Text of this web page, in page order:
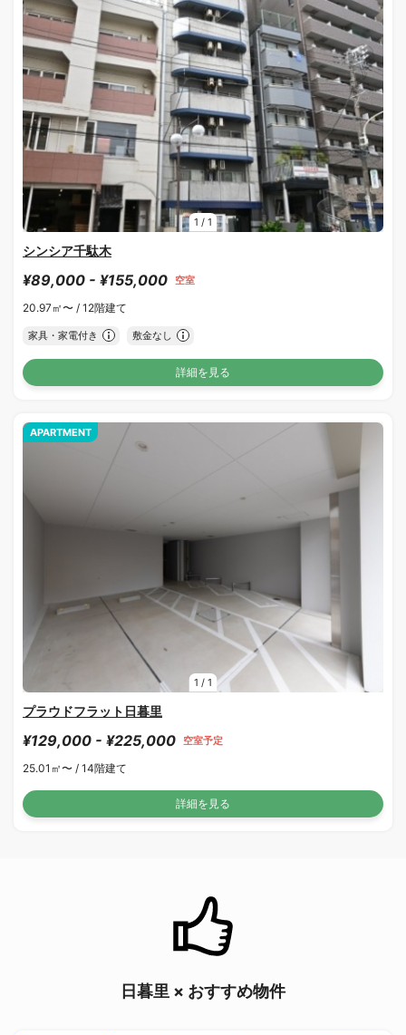
1 / 1
シンシア千駄木
¥89,000 - ¥155,000 空室
20.97㎡〜 / 12階建て
家具・家電付き 敷金なし
詳細を見る
1 / 1
APARTMENT
プラウドフラット日暮里
¥129,000 - ¥225,000 空室予定
25.01㎡〜 / 14階建て
詳細を見る
日暮里 × おすすめ物件